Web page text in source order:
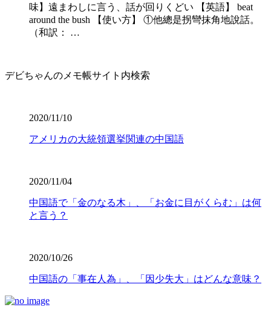
味】遠まわしに言う、話が回りくどい 【英語】 beat
around the bush 【使い方】 ①他總是拐彎抹角地說話。
（和訳： …
デビちゃんのメモ帳サイト内検索
2020/11/10
アメリカの大統領選挙関連の中国語
2020/11/04
中国語で「金のなる木」、「お金に目がくらむ」は何
と言う？
2020/10/26
中国語の「事在人為」、「因少失大」はどんな意味？